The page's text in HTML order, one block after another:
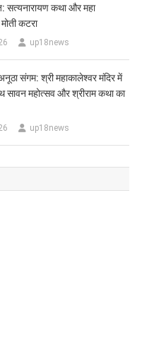
सत्यनारायण कथा और महा
कटरा
up18news
संगम: श्री महाकालेश्वर मंदिर में
सावन महोत्सव और श्रीराम कथा का
up18news